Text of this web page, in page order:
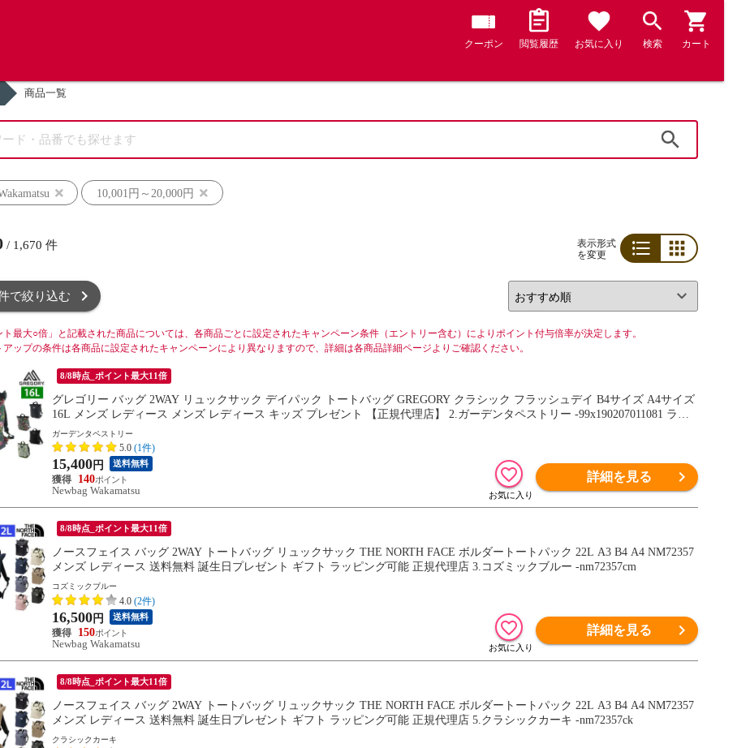
クーポン 閲覧履歴 お気に入り 検索 カート
商品一覧
10,001円～20,000円
/ 1,670 件
表示形式
を変更
で絞り込む
ト最大○倍」と記載された商品については、各商品ごとに設定されたキャンペーン条件（エントリー含む）によりポイント付与倍率が決定します。
アップの条件は各商品に設定されたキャンペーンにより異なりますので、詳細は各商品詳細ページよりご確認ください。
8/8時点_ポイント最大11倍
グレゴリー バッグ 2WAY リュックサック デイパック トートバッグ GREGORY クラシック フラッシュデイ B4サイズ A4サイズ
16L メンズ レディース メンズ レディース キッズ プレゼント 【正規代理店】 2.ガーデンタペストリー -99x190207011081 ラッ
ピング可能
ガーデンタペストリー
5.0 (1件)
15,400 円 送料無料
140
Newbag Wakamatsu
詳細を見る
8/8時点_ポイント最大11倍
ノースフェイス バッグ 2WAY トートバッグ リュックサック THE NORTH FACE ボルダートートパック 22L A3 B4 A4 NM72357
メンズ レディース 送料無料 誕生日プレゼント ギフト ラッピング可能 正規代理店 3.コズミックブルー -nm72357cm
コズミックブルー
4.0 (2件)
16,500 円 送料無料
150
Newbag Wakamatsu
詳細を見る
8/8時点_ポイント最大11倍
ノースフェイス バッグ 2WAY トートバッグ リュックサック THE NORTH FACE ボルダートートパック 22L A3 B4 A4 NM72357
メンズ レディース 送料無料 誕生日プレゼント ギフト ラッピング可能 正規代理店 5.クラシックカーキ -nm72357ck
クラシックカーキ